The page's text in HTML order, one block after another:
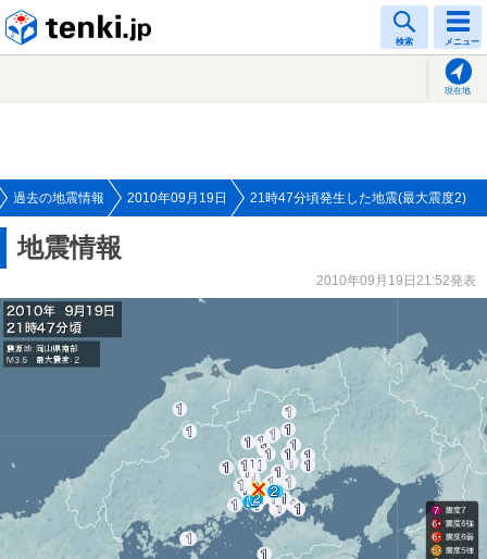
検索 メニュー
現在地
過去の地震情報 2010年09月19日 21時47分頃発生した地震(最大震度2)
地震情報
2010年09月19日21:52発表